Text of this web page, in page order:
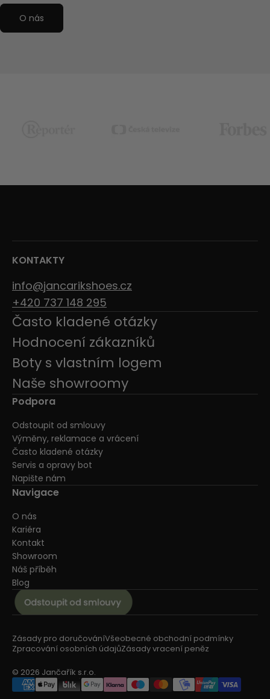
O nás
KONTAKTY
info@jancarikshoes.cz
+420 737 148 295
Často kladené otázky
Hodnocení zákazníků
Boty s vlastním logem
Naše showroomy
Podpora
Odstoupit od smlouvy
Výměny, reklamace a vrácení
Často kladené otázky
Servis a opravy bot
Napište nám
Navigace
O nás
Kariéra
Kontakt
Showroom
Náš příběh
Blog
Zásady pro doručováníVšeobecné obchodní podmínky
Zpracování osobních údajůZásady vracení peněz
© 2026 Jančařík s.r.o.